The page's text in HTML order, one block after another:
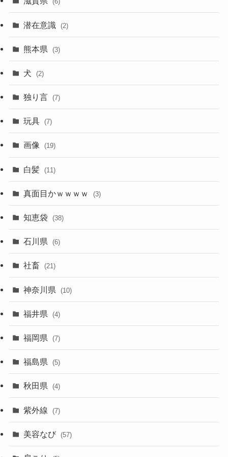
潜在意識 (2)
熊本県 (3)
犬 (2)
独り言 (7)
玩具 (7)
画像 (19)
白髪 (11)
真面目かｗｗｗｗ (3)
知恵袋 (38)
石川県 (6)
社畜 (21)
神奈川県 (10)
福井県 (4)
福岡県 (7)
福島県 (5)
秋田県 (4)
紫外線 (7)
美容なび (57)